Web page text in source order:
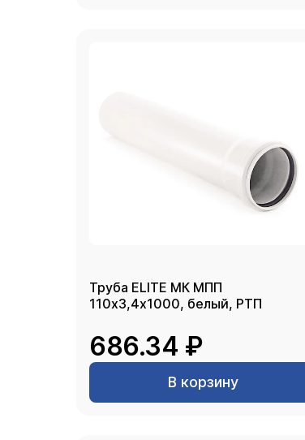
Труба ELITE МК МПП
110х3,4х1000, белый, РТП
686.34 ₽
В корзину